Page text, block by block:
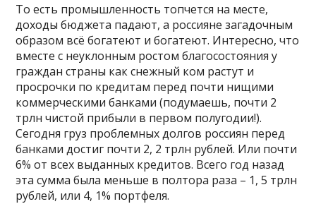
То есть промышленность топчется на месте,
доходы бюджета падают, а россияне загадочным
образом всё богатеют и богатеют. Интересно, что
вместе с неуклонным ростом благосостояния у
граждан страны как снежный ком растут и
просрочки по кредитам перед почти нищими
коммерческими банками (подумаешь, почти 2
трлн чистой прибыли в первом полугодии!).
Сегодня груз проблемных долгов россиян перед
банками достиг почти 2, 2 трлн рублей. Или почти
6% от всех выданных кредитов. Всего год назад
эта сумма была меньше в полтора раза – 1, 5 трлн
рублей, или 4, 1% портфеля.